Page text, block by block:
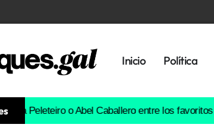
Inicio Política
o Abel Caballero entre los favoritos de los